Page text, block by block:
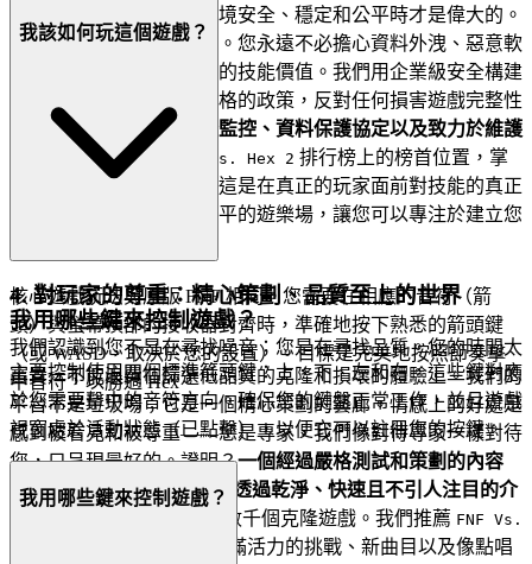
一個偉大的遊戲只有在環境安全、穩定和公平時才是偉大的。
我們知道安心是最終功能。您永遠不必擔心資料外洩、惡意軟
體或不公平競爭會侵蝕您的技能價值。我們用企業級安全構建
數位基礎設施，並堅持嚴格的政策，反對任何損害遊戲完整性
的行為。證明？主動安全監控、資料保護協定以及致力於維護
無作弊環境。 追逐 FNF Vs. Hex 2 排行榜上的榜首位置，掌
握那些加強的挑戰，知道這是在真正的玩家面前對技能的真正
考驗。我們建立安全、公平的遊樂場，讓您可以專注於建立您
4. 對玩家的尊重：精心策劃、品質至上的世界
我們認識到您不是在尋找噪音；您是在尋找品質。您的時間太
寶貴，不能浪費在篩選低品質的克隆和損壞的體驗上。我們的
平台不是垃圾場；它是一個精心策劃的藝廊。情感上的好處是
感到被看見和被尊重——您是專家，我們像對待專家一樣對待
您，只呈現最好的。證明？一個經過嚴格測試和策劃的內容
庫，專注於優質 H5 體驗，透過乾淨、快速且不引人注目的介
您在這裡找不到數千個克隆遊戲。我們推薦 FNF Vs.
，因為我們相信它充滿活力的挑戰、新曲目以及像點唱
我該如何玩這個遊戲？
核心遊戲玩法與原版 FNF 相同。您需要在相應的音符（箭
頭）與螢幕頂部的接收器對齊時，準確地按下熟悉的箭頭鍵
（或 WASD，取決於您的設置）。目標是完美地按照節奏擊
中音符，以勝過 Hex。
我用哪些鍵來控制遊戲？
主要控制使用四個標準箭頭鍵：上、下、左和右。這些鍵對應
於您需要擊中的音符方向。確保您的鍵盤正常工作，並且遊戲
視窗處於活動狀態（已點擊），以便它可以註冊您的按鍵。
我用哪些鍵來控制遊戲？